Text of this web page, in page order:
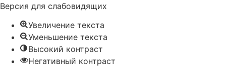
Версия для слабовидящих
Увеличение текста
Уменьшение текста
Высокий контраст
Негативный контраст